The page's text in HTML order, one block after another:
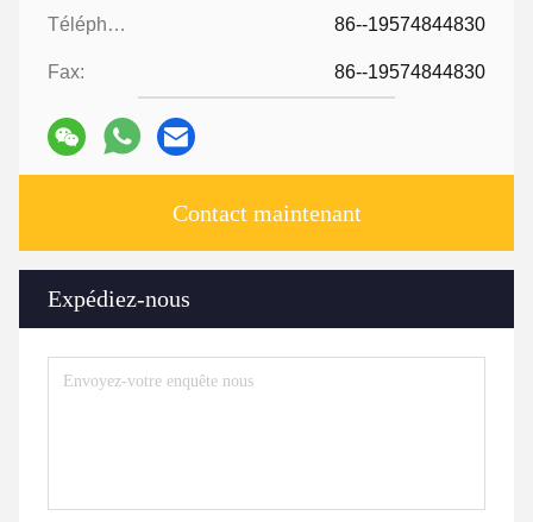
Téléphone: 86--19574844830
Fax: 86--19574844830
Contact maintenant
Expédiez-nous